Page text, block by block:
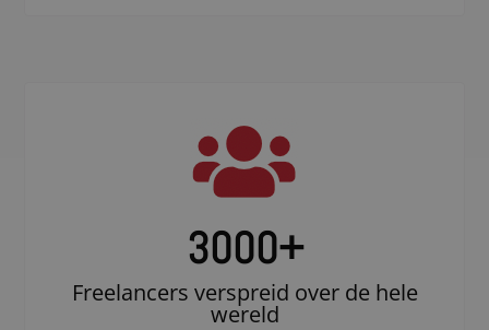
3000+
Freelancers verspreid over de hele
wereld